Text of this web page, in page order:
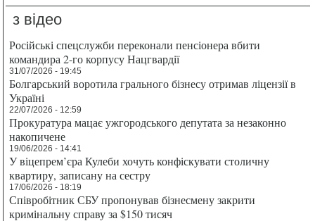
з відео
Російські спецслужби переконали пенсіонера вбити
командира 2-го корпусу Нацгвардії
31/07/2026 - 19:45
Болгарський воротила грального бізнесу отримав ліцензії в
Україні
22/07/2026 - 12:59
Прокуратура мацає ужгородського депутата за незаконно
накопичене
19/06/2026 - 14:41
У віцепрем’єра Кулеби хочуть конфіскувати столичну
квартиру, записану на сестру
17/06/2026 - 18:19
Співробітник СБУ пропонував бізнесмену закрити
кримінальну справу за $150 тисяч